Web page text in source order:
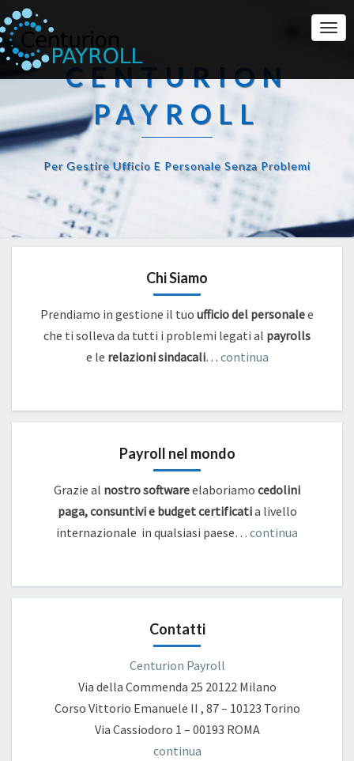
CENTURION
PAYROLL
Per Gestire Ufficio E Personale Senza Problemi
Chi Siamo
Prendiamo in gestione il tuo ufficio del personalee
che ti solleva da tutti i problemi legati al payrolls
e le relazioni sindacali… continua
Payroll nel mondo
Grazie al nostro softwareelaboriamo cedolini
paga, consuntivi e budget certificatia livello
internazionale in qualsiasi paese… continua
Contatti
Centurion Payroll
Via della Commenda 25 20122 Milano
Corso Vittorio Emanuele II , 87 – 10123 Torino
Via Cassiodoro 1 – 00193 ROMA
continua